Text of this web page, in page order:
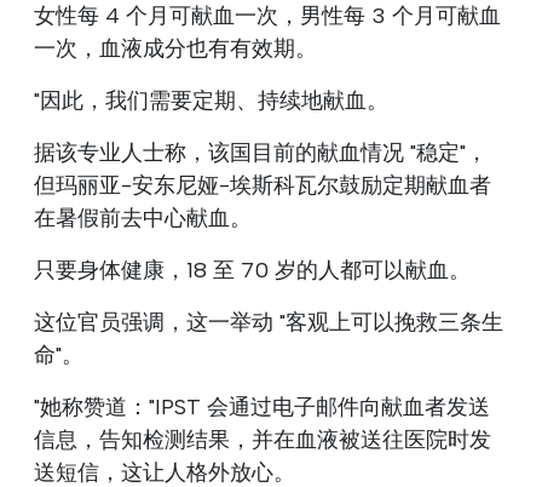
女性每 4 个月可献血一次，男性每 3 个月可献血
一次，血液成分也有有效期。
"因此，我们需要定期、持续地献血。
据该专业人士称，该国目前的献血情况 "稳定"，
但玛丽亚-安东尼娅-埃斯科瓦尔鼓励定期献血者
在暑假前去中心献血。
只要身体健康，18 至 70 岁的人都可以献血。
这位官员强调，这一举动 "客观上可以挽救三条生
命"。
"她称赞道："IPST 会通过电子邮件向献血者发送
信息，告知检测结果，并在血液被送往医院时发
送短信，这让人格外放心。